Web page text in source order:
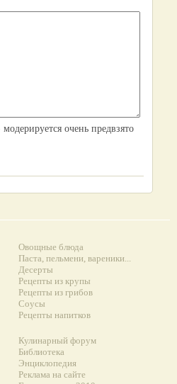
модерируется очень предвзято
Овощные блюда
Паста, пельмени, вареники...
Десерты
Рецепты из крупы
Рецепты из грибов
Соусы
Рецепты напитков
Кулинарный форум
Библиотека
Энциклопедия
Реклама на сайте